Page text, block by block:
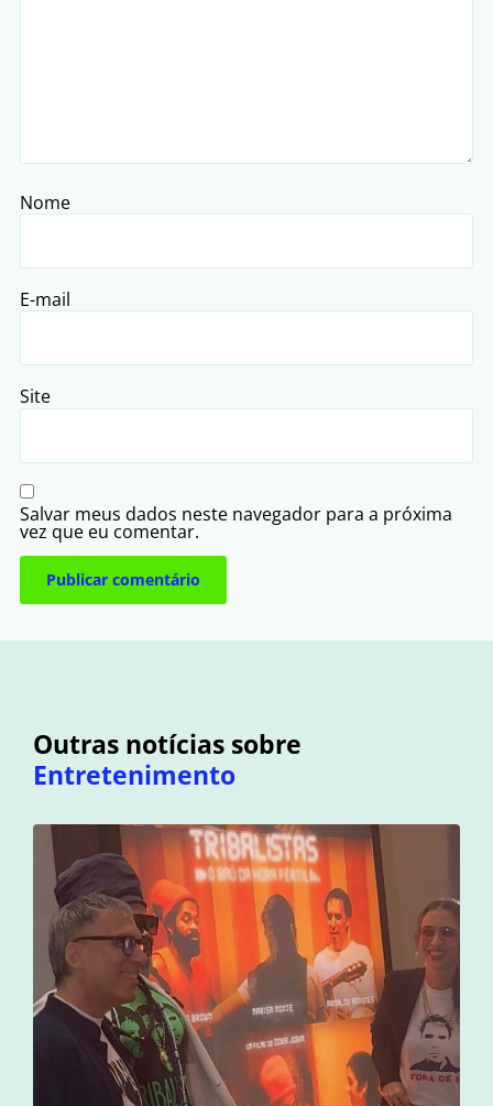
Nome
E-mail
Site
Salvar meus dados neste navegador para a próxima
vez que eu comentar.
Outras notícias sobre
Entretenimento